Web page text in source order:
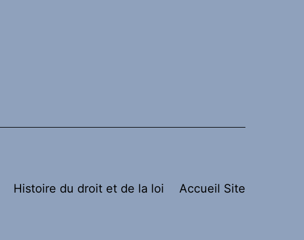
Histoire du droit et de la loi Accueil Site